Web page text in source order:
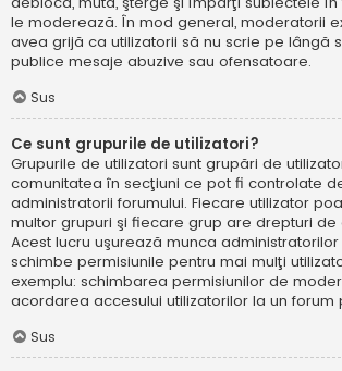
le moderează. În mod general, moderatorii
avea grijă ca utilizatorii să nu scrie pe lângă
publice mesaje abuzive sau ofensatoare.
Sus
Ce sunt grupurile de utilizatori?
Grupurile de utilizatori sunt grupări de
comunitatea în secţiuni ce pot fi controlate
administratorii forumului. Fiecare utilizator
multor grupuri şi fiecare grup are drepturi de
Acest lucru uşurează munca
schimbe permisiunile pentru mai mulţi
exemplu: schimbarea permisiunilor de
acordarea accesului utilizatorilor la un forum
Sus